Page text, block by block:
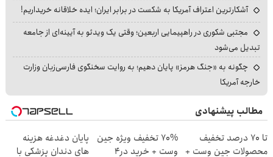
آشکارترین اعتراف آمریکا به شکست در برابر ایران؛ ایده خلاقانه خریداریم!
مجتبی شکوری در راهپیمایی اربعین؛ وقتی یک ویدئو به آیینه‌ای از جامعه
تبدیل می‌شود
چگونه به «جنگ هرمز» پایان دهیم؛ به روایت سخنگوی فارسی‌زبان وزارت
خارجه آمریکا
مطالب پیشنهادی
تا 70 درصد تخفیف
محصولات جین وست +
70% تخفیف ویژه جین
وست + خرید در4
پایان دغدغه هزینه
های دندان پزشکی با